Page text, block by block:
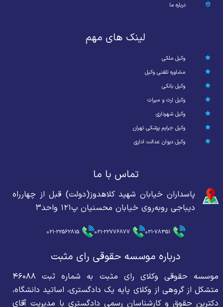
درباره ما
لینک های مهم
وکیل ملکی
مشاوره تلفنی وکیل
وکیل بانکی
وکیل ارث و میراث
وکیل شهرداری
وکیل جرایم پزشکی تهران
وکیل دیوان عدالت اداری
تماس با ما
پاسداران خیابان شهید کلاهدوز(دولت) قبل از چهارراه
دیباجی روبه‌روی خیابان محسنیان پ۱۲۱ واحد۳
021-78351
021-22776877
021-22562815
درباره موسسه حقوقی رای مثبت
موسسه حقوقی وکلای رای مثبت به شماره ثبت ۴۶۰۸۸
متشکل از گروهی از وکلای پایه یک دادگستری، اساتید دانشگاه،
دکترین حقوق و کارشناسان رسمی دادگستری با مدیریت آقای